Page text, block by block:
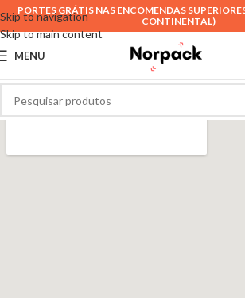
Skip to navigation
Skip to main content
PORTES GRÁTIS NAS ENCOMENDAS
CONTINENTAL)
MENU